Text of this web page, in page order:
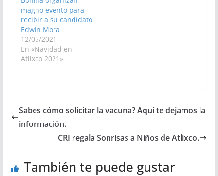
magno evento para
recibir a su candidato
Edwin Mora
12/05/2021
En «Navidad en
Atlixco 2021»
Sabes cómo solicitar la vacuna? Aquí te dejamos la
información.
CRI regala Sonrisas a Niños de Atlixco.
También te puede gustar